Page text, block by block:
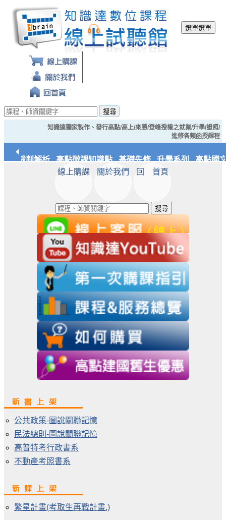
選單選單
搜尋
知識達獨家製作、發行高點/高上/來勝/登峰授權之就業/升學/證照/
進修各類函授課程
典裁判解析 高點微課知識點 基礎先修 升學系列 高點國文
知識達文化
線上購課 關於我們 回 首頁
搜尋
公共政策-圖說關聯記憶
民法總則-圖說關聯記憶
高普特考行政書系
不動產考照書系
繁星計畫(考取生再戰計畫.)